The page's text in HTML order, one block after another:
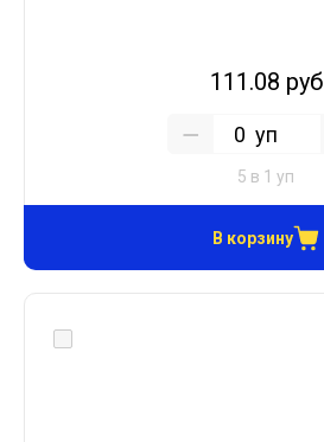
111.08 руб
уп
5 в 1 уп
В корзину